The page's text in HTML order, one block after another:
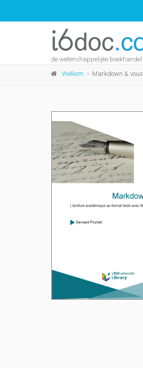
de wetenshappelijke boekhandel
Welkom Markdown & vous